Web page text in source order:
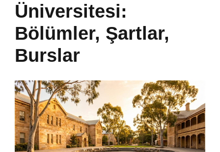
Üniversitesi:
Bölümler, Şartlar,
Burslar